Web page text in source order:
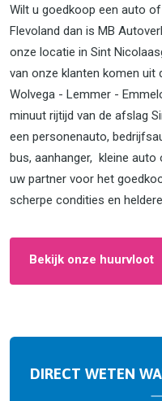
Wilt u goedkoop een auto
Flevoland dan is MB
onze locatie in Sint
van onze klanten komen uit
Wolvega - Lemmer -
minuut rijtijd van de afslag
een personenauto,
bus, aanhanger, kleine
uw partner voor het
scherpe condities en
Bekijk onze huurvloot
DIRECT WETEN